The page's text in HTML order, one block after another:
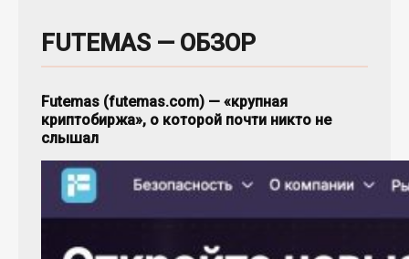
FUTEMAS — ОБЗОР
Futemas (futemas.com) — «крупная
криптобиржа», о которой почти никто не
слышал